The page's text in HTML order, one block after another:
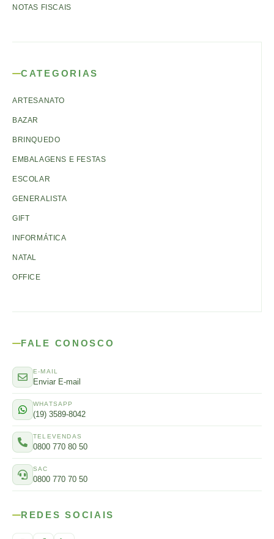
NOTAS FISCAIS
CATEGORIAS
ARTESANATO
BAZAR
BRINQUEDO
EMBALAGENS E FESTAS
ESCOLAR
GENERALISTA
GIFT
INFORMÁTICA
NATAL
OFFICE
FALE CONOSCO
E-MAIL
Enviar E-mail
WHATSAPP
(19) 3589-8042
TELEVENDAS
0800 770 80 50
SAC
0800 770 70 50
REDES SOCIAIS